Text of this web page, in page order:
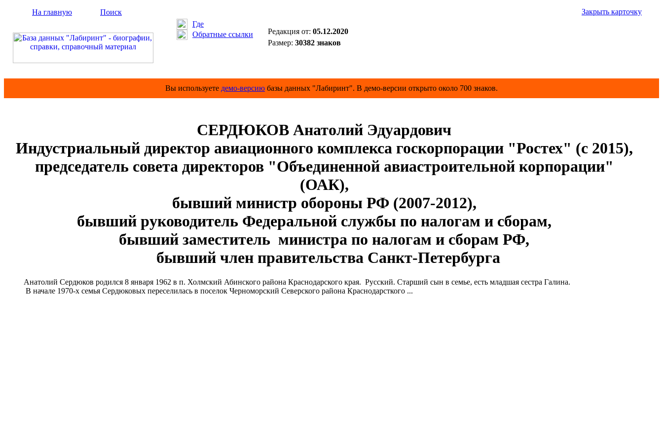
На главную
Поиск
Где
Обратные ссылки
Закрыть карточку
Редакция от: 05.12.2020
Размер: 30382 знаков
Вы используете демо-версию базы данных "Лабиринт". В демо-версии открыто около 700 знаков.
СЕРДЮКОВ Анатолий Эдуардович
Индустриальный директор авиационного комплекса госкорпорации "Ростех" (с 2015),
председатель совета директоров "Объединенной авиастроительной корпорации"
(ОАК),
бывший министр обороны РФ (2007-2012),
бывший руководитель Федеральной службы по налогам и сборам,
бывший заместитель министра по налогам и сборам РФ,
бывший член правительства Санкт-Петербурга
Анатолий Сердюков родился 8 января 1962 в п. Холмский Абинского района Краснодарского края. Русский. Старший сын в семье, есть младшая сестра Галина.
В начале 1970-х семья Сердюковых переселилась в поселок Черноморский Северского района Краснодарсткого ...